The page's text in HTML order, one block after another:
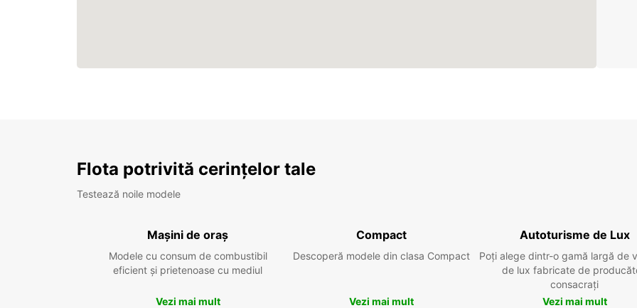
Flota potrivită cerințelor tale
Testează noile modele
Mașini de oraș
Modele cu consum de combustibil
eficient și prietenoase cu mediul
Vezi mai mult
Compact
Descoperă modele din clasa Compact
Vezi mai mult
Autoturisme de Lux
Poți alege dintr-o gamă largă de
de lux fabricate de
consacrați
Vezi mai mult